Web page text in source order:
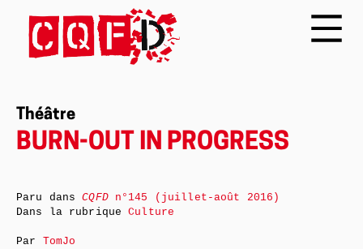
Théâtre
BURN-OUT IN PROGRESS
Paru dansCQFDn°145 (juillet-août 2016)
Dans la rubriqueCulture
Par TomJo